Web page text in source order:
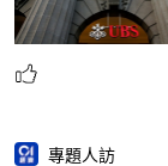
專題人訪